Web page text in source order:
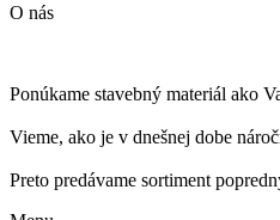
O nás
Ponúkame stavebný materiál ako
Vieme, ako je v dnešnej dobe
Preto predávame sortiment